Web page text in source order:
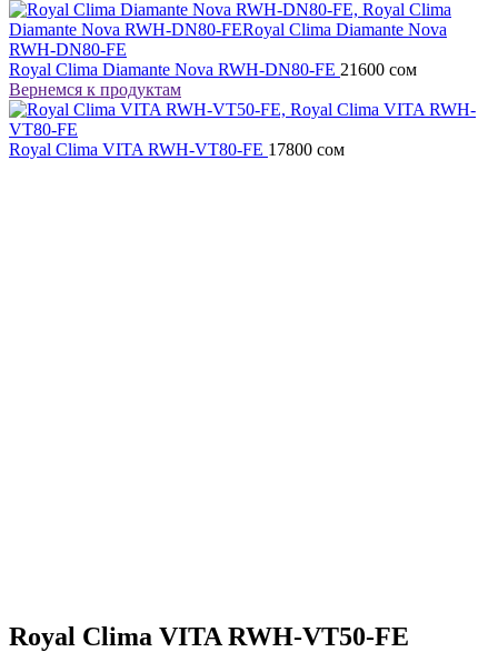
Royal Clima Diamante Nova RWH-DN80-FE 21600 сом
Вернемся к продуктам
Royal Clima VITA RWH-VT80-FE 17800 сом
Royal Clima VITA RWH-VT50-FE